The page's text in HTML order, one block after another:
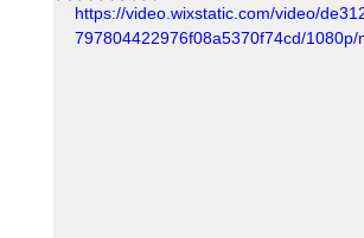
https://video.wixstatic.com/video/
797804422976f08a5370f74cd/1080p/